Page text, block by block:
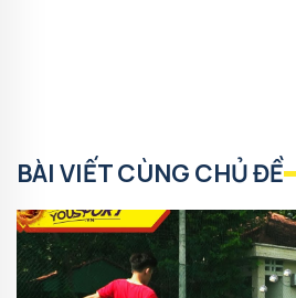
BÀI VIẾT CÙNG CHỦ ĐỀ